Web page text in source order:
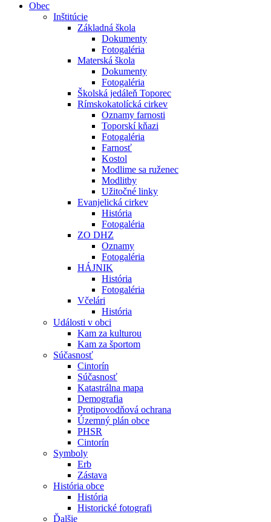
Obec
Inštitúcie
Základná škola
Dokumenty
Fotogaléria
Materská škola
Dokumenty
Fotogaléria
Školská jedáleň Toporec
Rímskokatolícká cirkev
Oznamy farnosti
Toporskí kňazi
Fotogaléria
Farnosť
Kostol
Modlime sa ruženec
Modlitby
Užitočné linky
Evanjelická cirkev
História
Fotogaléria
ZO DHZ
Oznamy
Fotogaléria
HÁJNIK
História
Fotogaléria
Včelári
História
Události v obci
Kam za kulturou
Kam za športom
Súčasnosť
Cintorín
Súčasnosť
Katastrálna mapa
Demografia
Protipovodňová ochrana
Územný plán obce
PHSR
Cintorín
Symboly
Erb
Zástava
História obce
História
Historické fotografi
Ďalšie